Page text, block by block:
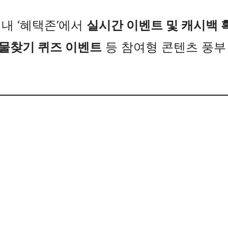
‘혜택존’에서 실시간 이벤트 및 캐시백
찾기 퀴즈 이벤트 등 참여형 콘텐츠 풍부